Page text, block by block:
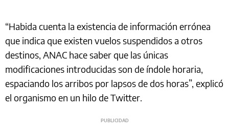
“Habida cuenta la existencia de información errónea
que indica que existen vuelos suspendidos a otros
destinos, ANAC hace saber que las únicas
modificaciones introducidas son de índole horaria,
espaciando los arribos por lapsos de dos horas”, explicó
el organismo en un hilo de Twitter.